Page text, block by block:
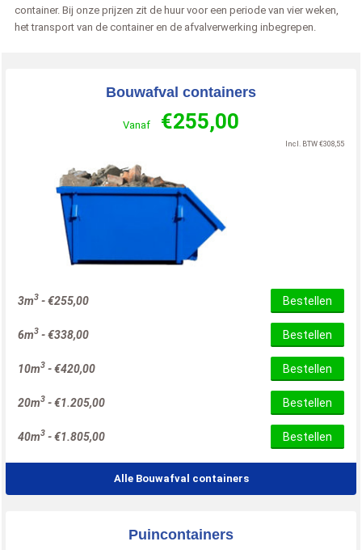
container. Bij onze prijzen zit de huur voor een periode van vier weken,
het transport van de container en de afvalverwerking inbegrepen.
Bouwafval containers
Vanaf €255,00
Incl. BTW €308,55
3m3 -€255,00 Bestellen
6m3 -€338,00 Bestellen
10m3 -€420,00 Bestellen
20m3 -€1.205,00 Bestellen
40m3 -€1.805,00 Bestellen
Alle Bouwafval containers
Puincontainers